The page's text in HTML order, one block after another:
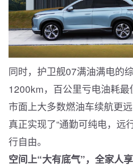
同时，护卫舰07满油满电的
1200km，百公里亏电油耗
市面上大多数燃油车续航更
真正实现了“通勤可纯电，远
行自由。
空间上“大有底气”，全家人